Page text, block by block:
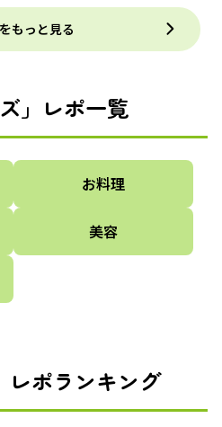
もっと見る
」レポ一覧
お料理
美容
レポランキング